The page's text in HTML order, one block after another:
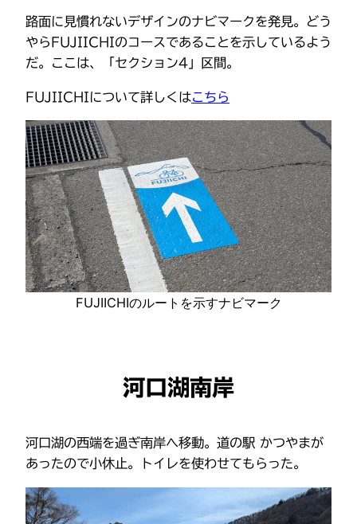
路面に見慣れないデザインのナビマークを発見。どう
やらFUJIICHIのコースであることを示しているよう
だ。ここは、「セクション4」区間。
FUJIICHIについて詳しくはこちら
FUJIICHIのルートを示すナビマーク
河口湖南岸
河口湖の西端を過ぎ南岸へ移動。道の駅 かつやまが
あったので小休止。トイレを使わせてもらった。